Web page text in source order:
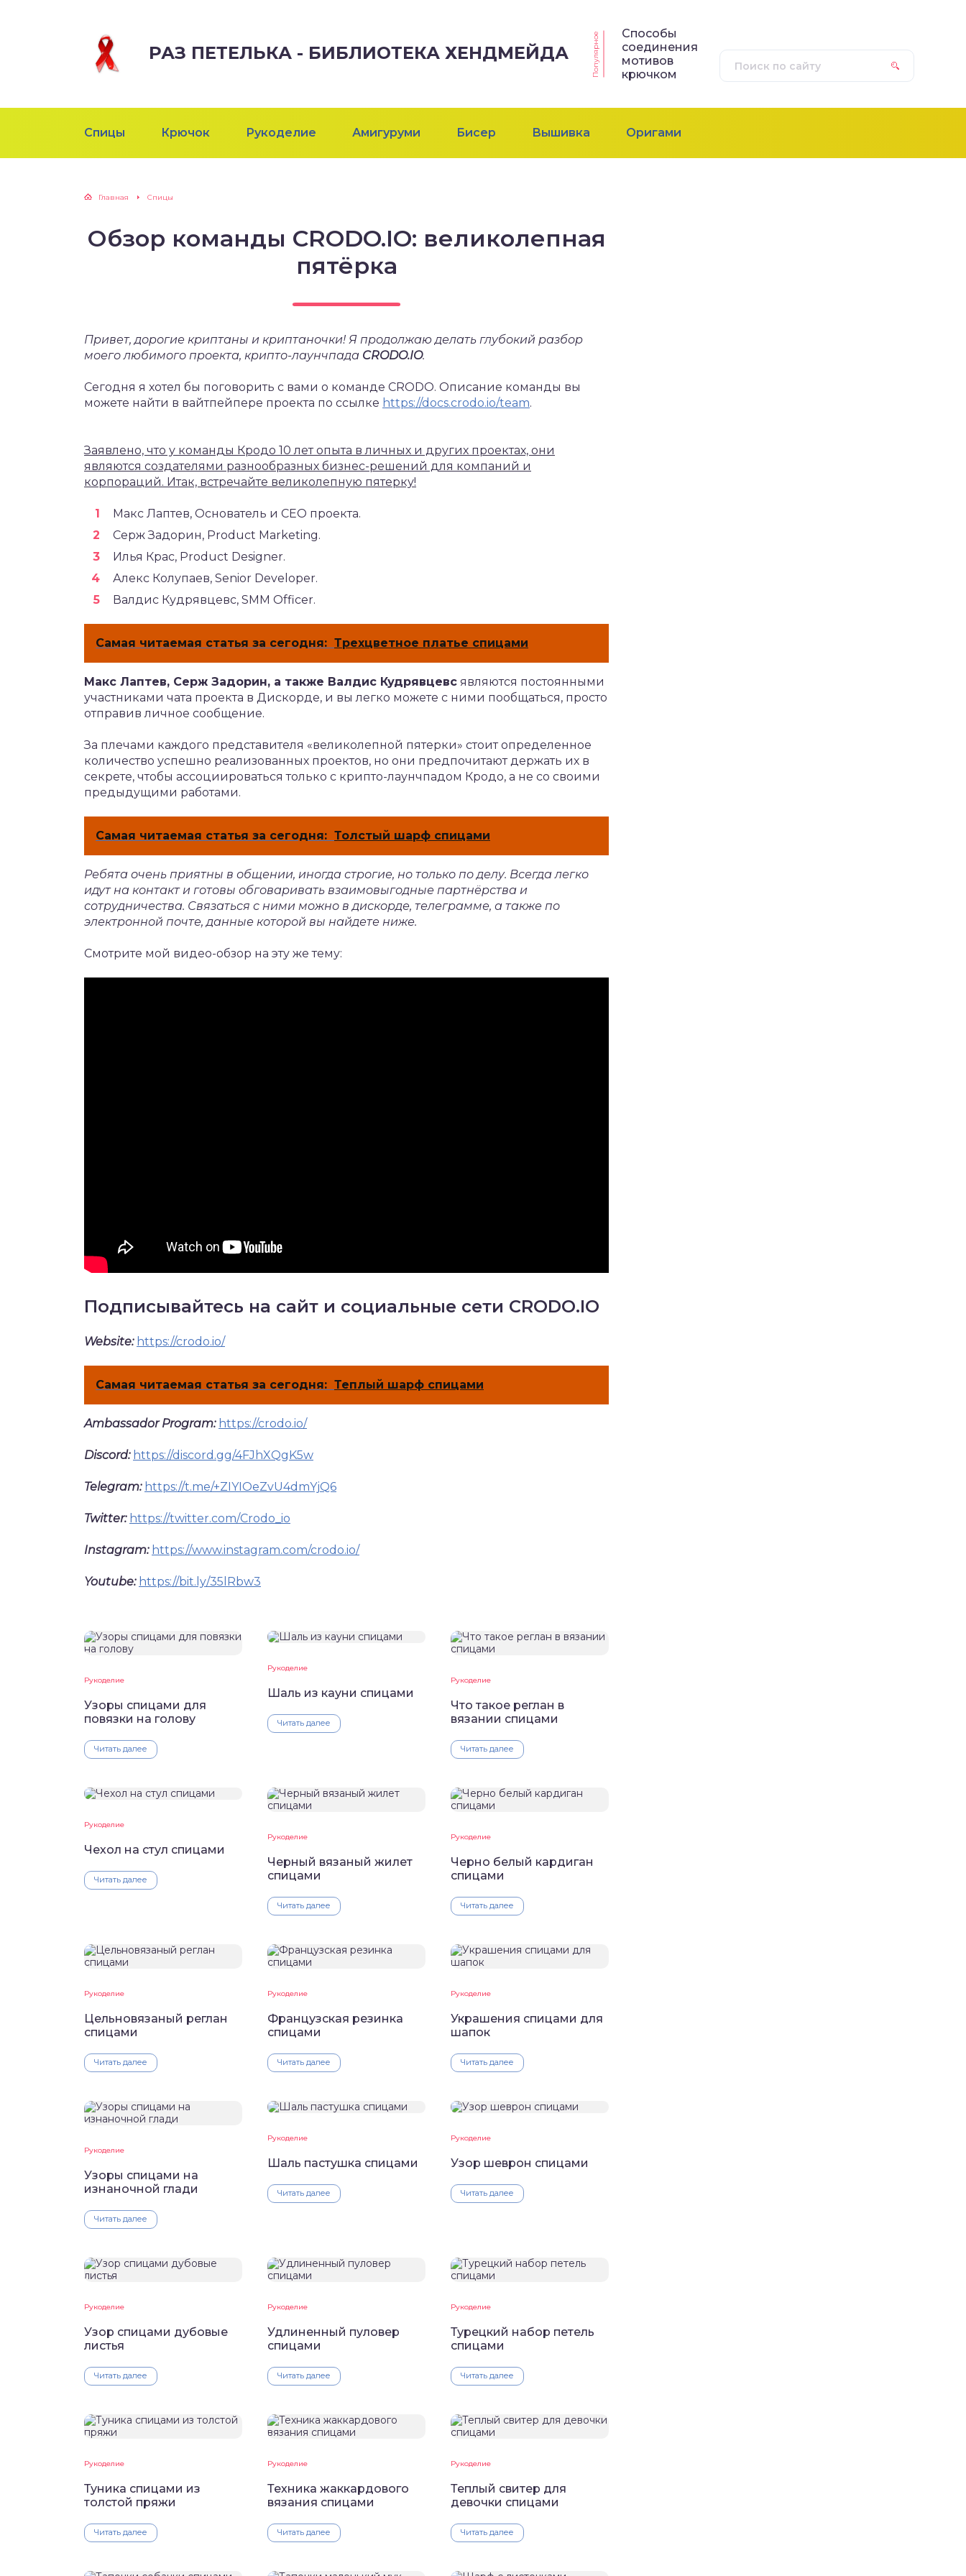
РАЗ ПЕТЕЛЬКА - БИБЛИОТЕКА ХЕНДМЕЙДА Популярное
Способы
соединения
мотивов
крючком
Спицы Крючок Рукоделие Амигуруми Бисер Вышивка Оригами
Главная Спицы
Обзор команды CRODO.IO: великолепная
пятёрка
Привет, дорогие криптаны и криптаночки! Я продолжаю делать глубокий разбор
моего любимого проекта, крипто-лаунчпада CRODO.IO.
Сегодня я хотел бы поговорить с вами о команде CRODO. Описание команды вы
можете найти в вайтпейпере проекта по ссылке https://docs.crodo.io/team.
Заявлено, что у команды Кродо 10 лет опыта в личных и других проектах, они
являются создателями разнообразных бизнес-решений для компаний и
корпораций. Итак, встречайте великолепную пятерку!
Макс Лаптев, Основатель и CEO проекта.
Серж Задорин, Product Marketing.
Илья Крас, Product Designer.
Алекс Колупаев, Senior Developer.
Валдис Кудрявцевс, SMM Officer.
Самая читаемая статья за сегодня: Трехцветное платье спицами
Макс Лаптев, Серж Задорин, а также Валдис Кудрявцевс являются постоянными
участниками чата проекта в Дискорде, и вы легко можете с ними пообщаться, просто
отправив личное сообщение.
За плечами каждого представителя «великолепной пятерки» стоит определенное
количество успешно реализованных проектов, но они предпочитают держать их в
секрете, чтобы ассоциироваться только с крипто-лаунчпадом Кродо, а не со своими
предыдущими работами.
Самая читаемая статья за сегодня: Толстый шарф спицами
Ребята очень приятны в общении, иногда строгие, но только по делу. Всегда легко
идут на контакт и готовы обговаривать взаимовыгодные партнёрства и
сотрудничества. Связаться с ними можно в дискорде, телеграмме, а также по
электронной почте, данные которой вы найдете ниже.
Смотрите мой видео-обзор на эту же тему:
Подписывайтесь на сайт и социальные сети CRODO.IO
Website: https://crodo.io/
Самая читаемая статья за сегодня: Теплый шарф спицами
Ambassador Program: https://crodo.io/
Discord: https://discord.gg/4FJhXQgK5w
Telegram: https://t.me/+ZIYIOeZvU4dmYjQ6
Twitter: https://twitter.com/Crodo_io
Instagram: https://www.instagram.com/crodo.io/
Youtube: https://bit.ly/35lRbw3
Рукоделие
Узоры спицами для
повязки на голову
Читать далее
Рукоделие
Шаль из кауни спицами
Читать далее
Рукоделие
Что такое реглан в
вязании спицами
Читать далее
Рукоделие
Чехол на стул спицами
Читать далее
Рукоделие
Черный вязаный жилет
спицами
Читать далее
Рукоделие
Черно белый кардиган
спицами
Читать далее
Рукоделие
Цельновязаный реглан
спицами
Читать далее
Рукоделие
Французская резинка
спицами
Читать далее
Рукоделие
Украшения спицами для
шапок
Читать далее
Рукоделие
Узоры спицами на
изнаночной глади
Читать далее
Рукоделие
Шаль пастушка спицами
Читать далее
Рукоделие
Узор шеврон спицами
Читать далее
Рукоделие
Узор спицами дубовые
листья
Читать далее
Рукоделие
Удлиненный пуловер
спицами
Читать далее
Рукоделие
Турецкий набор петель
спицами
Читать далее
Рукоделие
Туника спицами из
толстой пряжи
Читать далее
Рукоделие
Техника жаккардового
вязания спицами
Читать далее
Рукоделие
Теплый свитер для
девочки спицами
Читать далее